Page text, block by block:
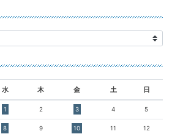
水 木 金 土 日
1 2 3 4 5
8 9 10 11 12